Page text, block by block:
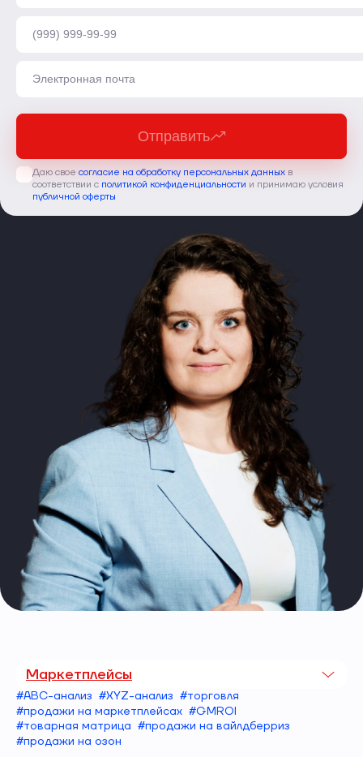
Даю свое согласие на обработку персональных данных в
соответствии с политикой конфиденциальности и принимаю условия
публичной оферты
Отправить
Маркетплейсы
#ABC-анализ #XYZ-анализ #торговля
#продажи на маркетплейсах #GMROI
#товарная матрица #продажи на вайлдберриз
#продажи на озон